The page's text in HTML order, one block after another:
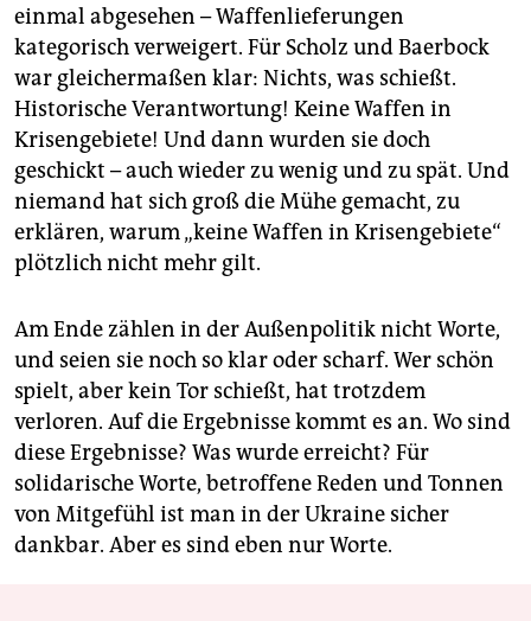
einmal abgesehen – Waffenlieferungen
kategorisch verweigert. Für Scholz und Baerbock
war gleichermaßen klar: Nichts, was schießt.
Historische Verantwortung! Keine Waffen in
Krisengebiete! Und dann wurden sie doch
geschickt – auch wieder zu wenig und zu spät. Und
niemand hat sich groß die Mühe gemacht, zu
erklären, warum „keine Waffen in Krisengebiete“
plötzlich nicht mehr gilt.
Am Ende zählen in der Außenpolitik nicht Worte,
und seien sie noch so klar oder scharf. Wer schön
spielt, aber kein Tor schießt, hat trotzdem
verloren. Auf die Ergebnisse kommt es an. Wo sind
diese Ergebnisse? Was wurde erreicht? Für
solidarische Worte, betroffene Reden und Tonnen
von Mitgefühl ist man in der Ukraine sicher
dankbar. Aber es sind eben nur Worte.